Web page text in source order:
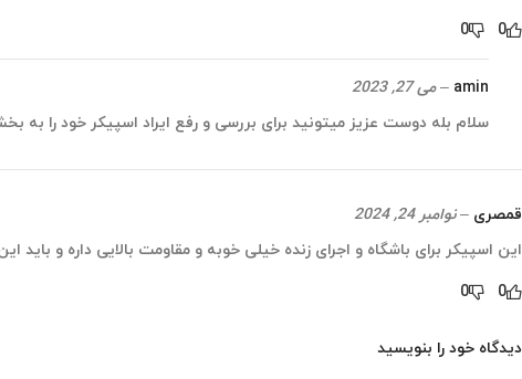
0
0
amin
– می 27, 2023
سلام بله دوست عزیز میتونید برای بررسی و رفع ایراد اسپیکر خود را به
قمصری – نوامبر 24, 2024
این اسپیکر برای باشگاه و اجرای زنده خیلی خوبه و مقاومت بالایی داره و
0
0
دیدگاه خود را بنویسید